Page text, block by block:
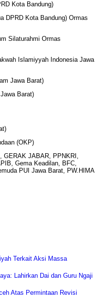
Kota Bandung)
DPRD Kota Bandung) Ormas
Silaturahmi Ormas
Islamiyyah Indonesia Jawa
Jawa Barat)
Barat)
(OKP)
GERAK JABAR, PPNKRI,
Gema Keadilan, BFC,
PUI Jawa Barat, PW.HIMA
Terkait Aksi Massa
Lahirkan Dai dan Guru Ngaji
Atas Permintaan Revisi